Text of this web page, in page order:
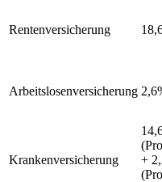
Rentenversicherung
Arbeitslosenversicherung
Krankenversicherung
+